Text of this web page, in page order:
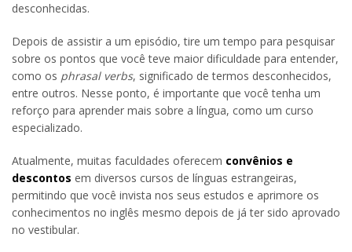
desconhecidas.
Depois de assistir a um episódio, tire um tempo para pesquisar
sobre os pontos que você teve maior dificuldade para entender,
como os phrasal verbs, significado de termos desconhecidos,
entre outros. Nesse ponto, é importante que você tenha um
reforço para aprender mais sobre a língua, como um curso
especializado.
Atualmente, muitas faculdades oferecem convênios e
descontos em diversos cursos de línguas estrangeiras,
permitindo que você invista nos seus estudos e aprimore os
conhecimentos no inglês mesmo depois de já ter sido aprovado
no vestibular.